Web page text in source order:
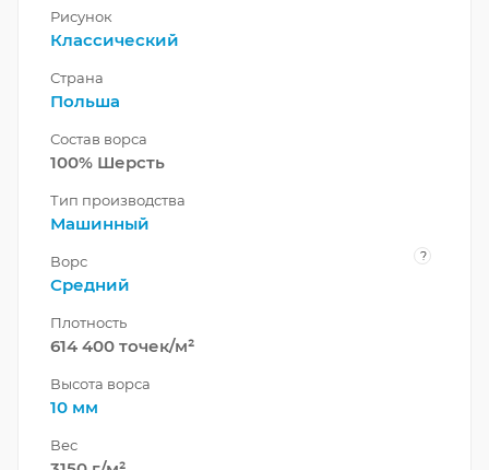
Рисунок
Классический
Страна
Польша
Состав ворса
100% Шерсть
Тип производства
Машинный
Ворс ?
Средний
Плотность
614 400 точек/м²
Высота ворса
10 мм
Вес